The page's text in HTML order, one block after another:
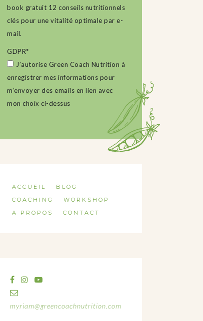
book gratuit 12 conseils nutritionnels
clés pour une vitalité optimale par e-
mail.
GDPR*
J’autorise Green Coach Nutrition à
enregistrer mes informations pour
m’envoyer des emails en lien avec
mon choix ci-dessus
ACCUEIL
BLOG
COACHING
WORKSHOP
A PROPOS
CONTACT
myriam@greencoachnutrition.com